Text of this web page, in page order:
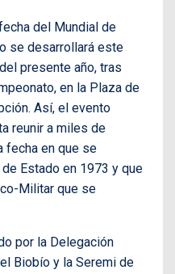
del Mundial de
se desarrollará este
presente año, tras
en la Plaza de
Así, el evento
reunir a miles de
fecha en que se
Estado en 1973 y que
Militar que se
por la Delegación
Biobío y la Seremi de